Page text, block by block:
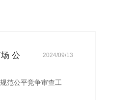
公
2024/09/13